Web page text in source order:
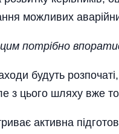
можливих
потрібно
будуть
з цього шляху вже
активна